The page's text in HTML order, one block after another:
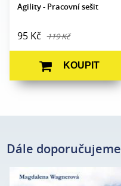
Agility - Pracovní sešit
95 Kč 119 Kč
KOUPIT
Dále doporučujeme